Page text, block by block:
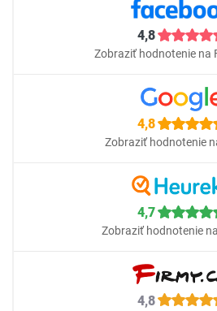
4,8
Zobraziť hodnotenie na
4,8
Zobraziť hodnotenie
4,7
Zobraziť hodnotenie
4,8